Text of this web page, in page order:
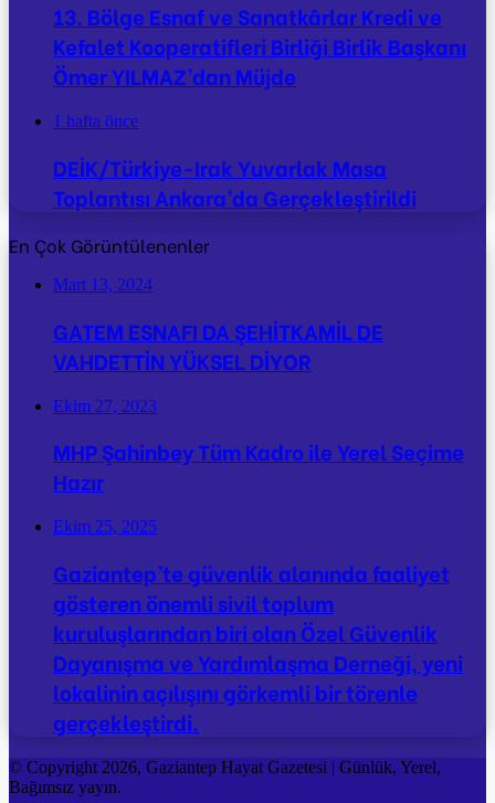
13. Bölge Esnaf ve Sanatkârlar Kredi ve
Kefalet Kooperatifleri Birliği Birlik Başkanı
Ömer YILMAZ’dan Müjde
1 hafta önce
DEİK/Türkiye-Irak Yuvarlak Masa
Toplantısı Ankara’da Gerçekleştirildi
En Çok Görüntülenenler
Mart 13, 2024
GATEM ESNAFI DA ŞEHİTKAMİL DE
VAHDETTİN YÜKSEL DİYOR
Ekim 27, 2023
MHP Şahinbey Tüm Kadro ile Yerel Seçime
Hazır
Ekim 25, 2025
Gaziantep’te güvenlik alanında faaliyet
gösteren önemli sivil toplum
kuruluşlarından biri olan Özel Güvenlik
Dayanışma ve Yardımlaşma Derneği, yeni
lokalinin açılışını görkemli bir törenle
gerçekleştirdi.
© Copyright 2026, Gaziantep Hayat Gazetesi | Günlük, Yerel,
Bağımsız yayın.